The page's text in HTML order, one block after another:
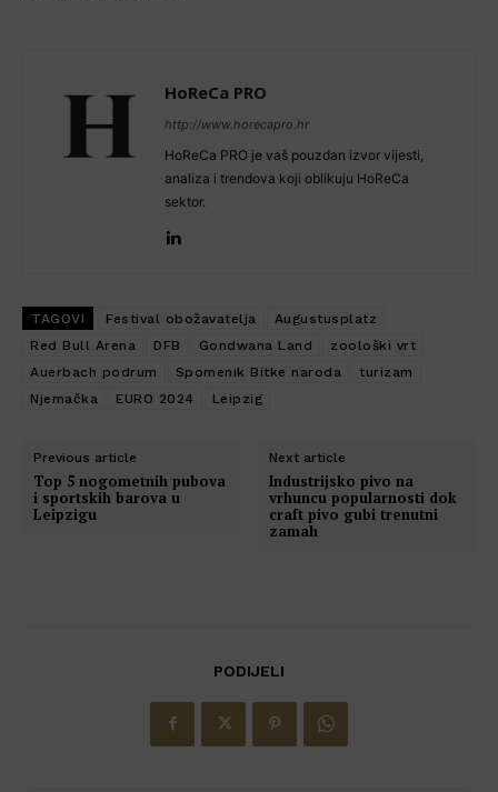
HoReCa PRO
http://www.horecapro.hr
HoReCa PRO je vaš pouzdan izvor vijesti,
analiza i trendova koji oblikuju HoReCa
sektor.
TAGOVI Festival obožavatelja
Augustusplatz
Red Bull Arena
DFB Gondwana Land
zoološki vrt
Auerbach podrum
Spomenik Bitke naroda
turizam
Njemačka
EURO 2024 Leipzig
Previous article
Top 5 nogometnih pubova
i sportskih barova u
Leipzigu
Next article
Industrijsko pivo na
vrhuncu popularnosti dok
craft pivo gubi trenutni
zamah
PODIJELI